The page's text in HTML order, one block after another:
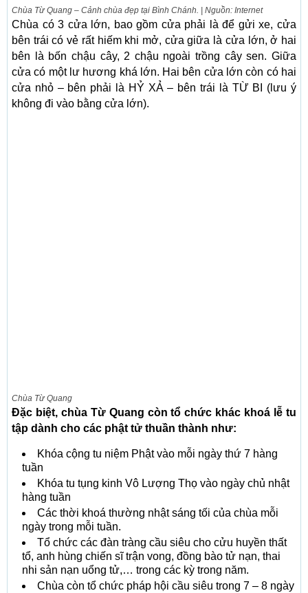
Chùa Từ Quang – Cảnh chùa đẹp tại Bình Chánh. | Nguồn: Internet
Chùa có 3 cửa lớn, bao gồm cửa phải là để gửi xe, cửa
bên trái có vẻ rất hiếm khi mở, cửa giữa là cửa lớn, ở hai
bên là bốn chậu cây, 2 chậu ngoài trồng cây sen. Giữa
cửa có một lư hương khá lớn. Hai bên cửa lớn còn có hai
cửa nhỏ – bên phải là HỶ XẢ – bên trái là TỪ BI (lưu ý
không đi vào bằng cửa lớn).
Chùa Từ Quang
Đặc biệt, chùa Từ Quang còn tổ chức khác khoá lễ tu
tập dành cho các phật tử thuần thành như:
Khóa cộng tu niệm Phật vào mỗi ngày thứ 7 hàng
tuần
Khóa tu tụng kinh Vô Lượng Thọ vào ngày chủ nhật
hàng tuần
Các thời khoá thường nhật sáng tối của chùa mỗi
ngày trong mỗi tuần.
Tổ chức các đàn tràng cầu siêu cho cửu huyền thất
tổ, anh hùng chiến sĩ trận vong, đồng bào tử nạn, thai
nhi sản nạn uổng tử,… trong các kỳ trong năm.
Chùa còn tổ chức pháp hội cầu siêu trong 7 – 8 ngày